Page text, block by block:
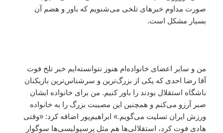
صورت مداوم خبرهای تلخی می‌شنویم که باور و هضم آن
بسیار مشکل است.
من و سایر اعضای خانواده‌ام هنوز نتوانسته‌ایم خبر تلخ فوت
آقا رضا احدی که یکی از بزرگ‌ترین و سرشناس‌ترین بازیکنان
باشگاه استقلال بودند را باور کنیم. من برای خانواده ایشان
صبر آرزو می‌کنم و همچنین این مصیبت بزرگ را به خانواده
ورزش ایران تسلیت می‌گویم.» ابراهیم‌پور اضافه کرد: «وقتی
هادی فوت کرد، استقلالی‌ها هم مثل پرسپولیسی‌ها سوگوار